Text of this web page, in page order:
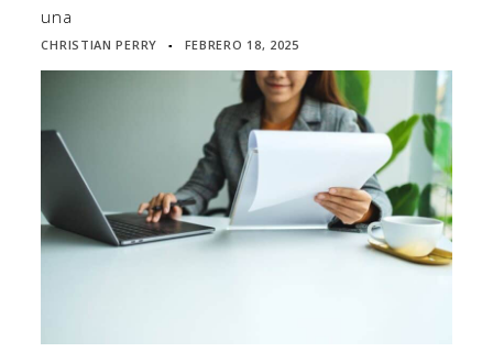
una
CHRISTIAN PERRY ▪ FEBRERO 18, 2025